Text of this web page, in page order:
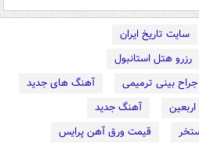
سایت تاریخ ایران
رزرو هتل استانبول
بینی ترمیمی
آهنگ های جدید
آهنگ جدید
قیمت ورق آهن پرایس